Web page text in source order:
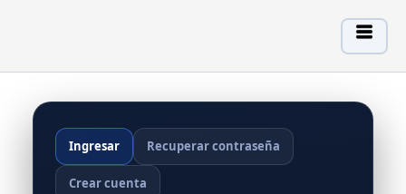
Ingresar Recuperar contraseña
Crear cuenta